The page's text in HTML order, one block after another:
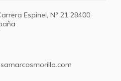
Espinel, Nº 21 29400